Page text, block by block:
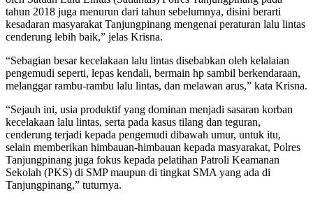
tahun 2018 juga menurun dari tahun sebelumnya, disini berarti
kesadaran masyarakat Tanjungpinang mengenai peraturan lalu lintas
cenderung lebih baik,” jelas Krisna.
“Sebagian besar kecelakaan lalu lintas disebabkan oleh kelalaian
pengemudi seperti, lepas kendali, bermain hp sambil berkendaraan,
melanggar rambu-rambu lalu lintas, dan melawan arus,” kata Krisna.
“Sejauh ini, usia produktif yang dominan menjadi sasaran korban
kecelakaan lalu lintas, serta pada kasus tilang dan teguran,
cenderung terjadi kepada pengemudi dibawah umur, untuk itu,
selain memberikan himbauan-himbauan kepada masyarakat, Polres
Tanjungpinang juga fokus kepada pelatihan Patroli Keamanan
Sekolah (PKS) di SMP maupun di tingkat SMA yang ada di
Tanjungpinang,” tuturnya.